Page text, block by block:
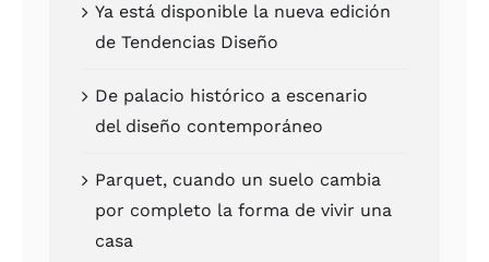
Ya está dis­po­ni­ble la nue­va edi­ción
de Ten­den­cias Dise­ño
De pala­cio his­tó­ri­co a esce­na­rio
del dise­ño con­tem­po­rá­neo
Par­quet, cuan­do un sue­lo cam­bia
por com­ple­to la for­ma de vivir una
casa